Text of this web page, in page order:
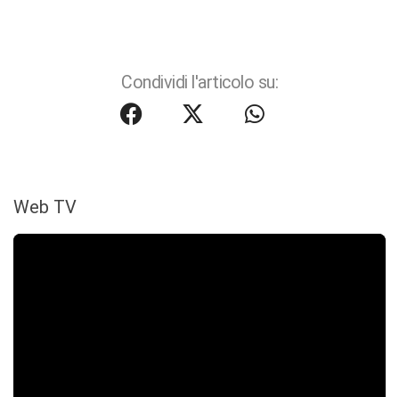
Condividi l'articolo su:
Web TV